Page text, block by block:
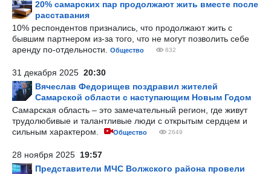
20% самарских пар продолжают жить вместе после
расставания
10% респондентов признались, что продолжают жить с
бывшим партнером из-за того, что не могут позволить себе
аренду по-отдельности.
Общество 832
31 декабря 2025 20:30
Вячеслав Федорищев поздравил жителей
Самарской области с наступающим Новым Годом
Самарская область – это замечательный регион, где живут
трудолюбивые и талантливые люди с открытым сердцем и
сильным характером.
Общество 2649
28 ноября 2025 19:57
Представители МЧС Волжского района провели